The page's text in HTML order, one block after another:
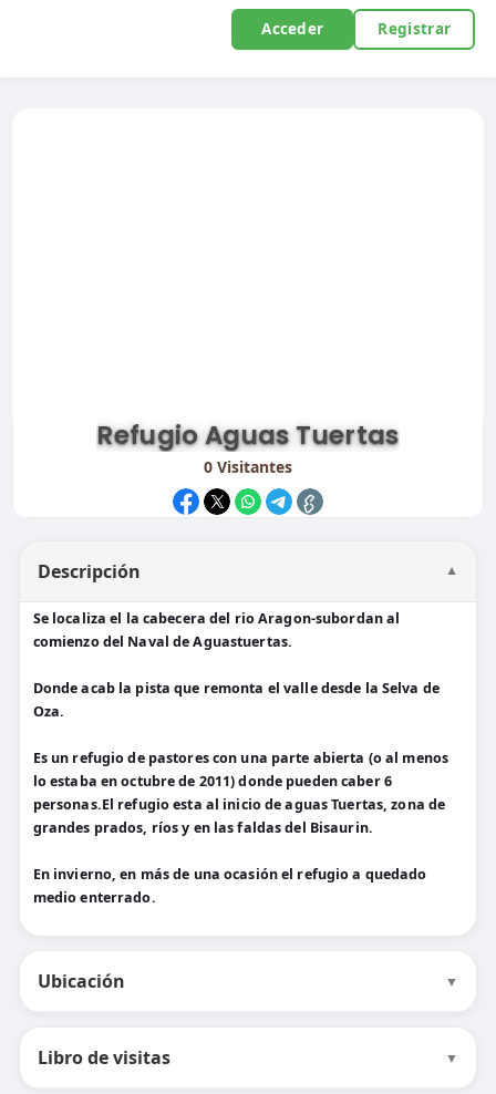
Acceder Registrar
Refugio Aguas Tuertas
0Visitantes
Descripción ▼
Se localiza el la cabecera del rio Aragon-subordan al
comienzo del Naval de Aguastuertas.
Donde acab la pista que remonta el valle desde la Selva de
Oza.
Es un refugio de pastores con una parte abierta (o al menos
lo estaba en octubre de 2011) donde pueden caber 6
personas.El refugio esta al inicio de aguas Tuertas, zona de
grandes prados, ríos y en las faldas del Bisaurin.
En invierno, en más de una ocasión el refugio a quedado
medio enterrado.
Ubicación ▼
Libro de visitas ▼